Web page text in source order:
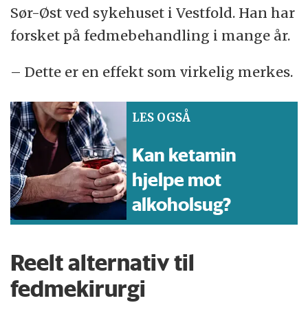
Sør-Øst ved sykehuset i Vestfold. Han har
forsket på fedmebehandling i mange år.
– Dette er en effekt som virkelig merkes.
LES OGSÅ
Kan ketamin
hjelpe mot
alkoholsug?
Reelt alternativ til
fedmekirurgi